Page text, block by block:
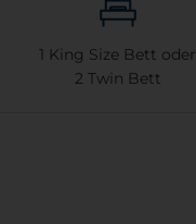
1 King Size Bett oder
2 Twin Bett